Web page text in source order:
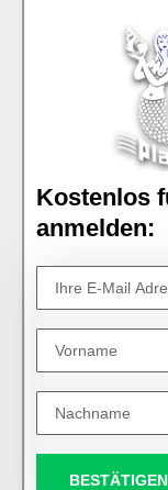
Kostenlos
anmelden:
BESTÄTIGEN